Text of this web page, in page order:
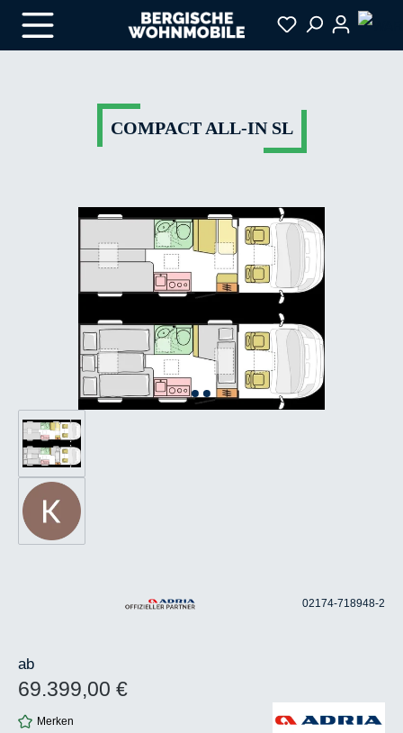
COMPACT ALL-IN SL
Bildergalerie überspringen
02174-718948-2
ab
Regulärer Preis:
69.399,00 €
Merken